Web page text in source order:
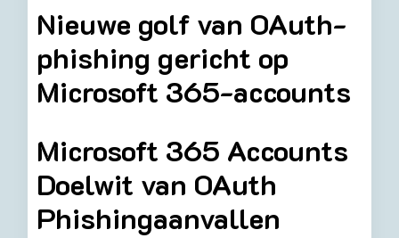
Nieuwe golf van OAuth-
phishing gericht op
Microsoft 365-accounts
Microsoft 365 Accounts
Doelwit van OAuth
Phishingaanvallen